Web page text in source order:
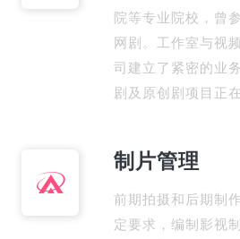
院等专业院校，曾
网剧。工作室与视
司建立了紧密的业
剧及原创剧项目正
制片管理
前期拍摄和后期制
定要求，编制影视